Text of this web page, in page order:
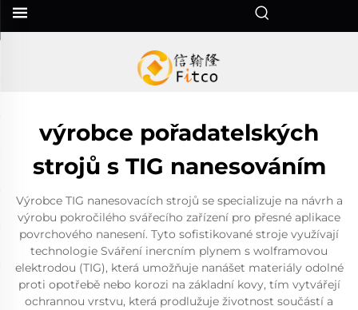
výrobce pořadatelských
strojů s TIG nanesováním
Výrobce TIG nanesovacích strojů se specializuje na návrh a
výrobu pokročilého svářecího zařízení pro přesné aplikace
povrchového nanesení. Tyto sofistikované stroje využívají
technologie Sváření inercním plynem s wolframovou
elektrodou (TIG), která umožňuje nanášet materiály odolné
proti opotřebě nebo korozi na základní kovy, tím vytvářejí
ochrannou vrstvu, která prodlužuje životnost součástí a